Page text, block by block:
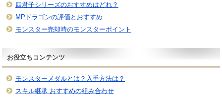
四君子シリーズのおすすめはどれ？
MPドラゴンの評価とおすすめ
モンスター売却時のモンスターポイント
お役立ちコンテンツ
モンスターメダルとは？入手方法は？
スキル継承 おすすめの組み合わせ